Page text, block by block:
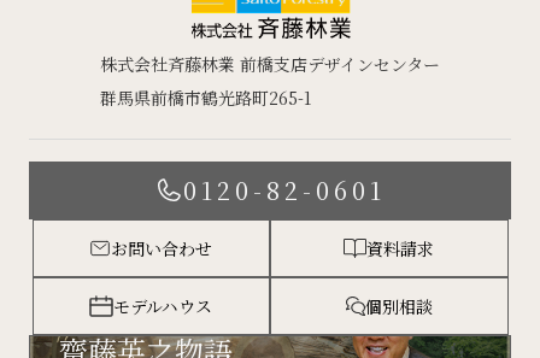
株式会社斉藤林業 前橋支店デザインセンター
群馬県前橋市鶴光路町265-1
0120-82-0601
お問い合わせ 資料請求
モデルハウス 個別相談